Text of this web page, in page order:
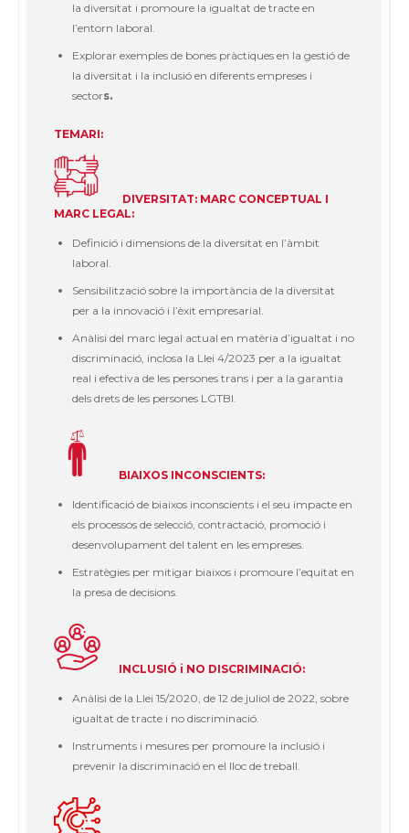
la diversitat i promoure la igualtat de tracte en
l’entorn laboral.
Explorar exemples de bones pràctiques en la gestió de
la diversitat i la inclusió en diferents empreses i
sectors.
TEMARI:
DIVERSITAT: MARC CONCEPTUAL I
MARC LEGAL:
Definició i dimensions de la diversitat en l’àmbit
laboral.
Sensibilització sobre la importància de la diversitat
per a la innovació i l’èxit empresarial.
Anàlisi del marc legal actual en matèria d’igualtat i no
discriminació, inclosa la Llei 4/2023 per a la igualtat
real i efectiva de les persones trans i per a la garantia
dels drets de les persones LGTBI.
BIAIXOS INCONSCIENTS:
Identificació de biaixos inconscients i el seu impacte en
els processos de selecció, contractació, promoció i
desenvolupament del talent en les empreses.
Estratègies per mitigar biaixos i promoure l’equitat en
la presa de decisions.
INCLUSIÓ i NO DISCRIMINACIÓ:
Anàlisi de la Llei 15/2020, de 12 de juliol de 2022, sobre
igualtat de tracte i no discriminació.
Instruments i mesures per promoure la inclusió i
prevenir la discriminació en el lloc de treball.